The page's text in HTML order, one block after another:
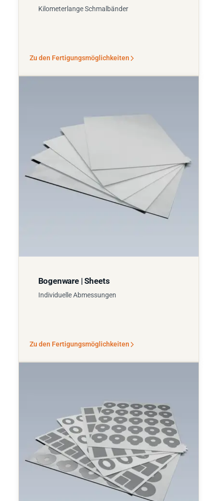
Kilometerlange Schmalbänder
Zu den Fertigungsmöglichkeiten
Bogenware | Sheets
Individuelle Abmessungen
Zu den Fertigungsmöglichkeiten